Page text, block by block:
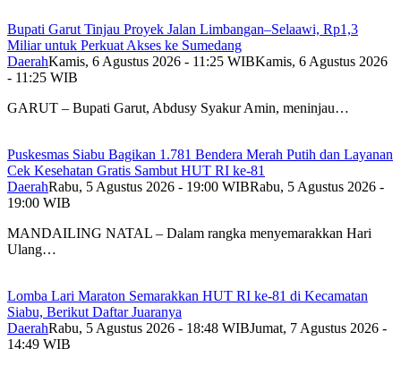
Bupati Garut Tinjau Proyek Jalan Limbangan–Selaawi, Rp1,3
Miliar untuk Perkuat Akses ke Sumedang
DaerahKamis, 6 Agustus 2026 - 11:25 WIBKamis, 6 Agustus 2026
- 11:25 WIB
GARUT – Bupati Garut, Abdusy Syakur Amin, meninjau…
Puskesmas Siabu Bagikan 1.781 Bendera Merah Putih dan Layanan
Cek Kesehatan Gratis Sambut HUT RI ke-81
DaerahRabu, 5 Agustus 2026 - 19:00 WIBRabu, 5 Agustus 2026 -
19:00 WIB
MANDAILING NATAL – Dalam rangka menyemarakkan Hari
Ulang…
Lomba Lari Maraton Semarakkan HUT RI ke-81 di Kecamatan
Siabu, Berikut Daftar Juaranya
DaerahRabu, 5 Agustus 2026 - 18:48 WIBJumat, 7 Agustus 2026 -
14:49 WIB